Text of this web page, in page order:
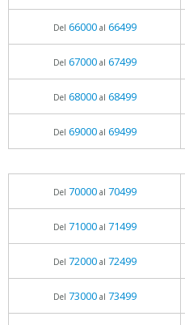
Del 66000al 66499
Del 67000al 67499
Del 68000al 68499
Del 69000al 69499
Del 70000al 70499
Del 71000al 71499
Del 72000al 72499
Del 73000al 73499